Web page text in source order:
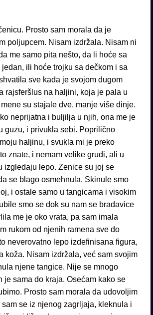
Prosto sam morala da je
poljupcem. Nisam izdržala. Nisam ni
me samo pita nešto, da li hoće sa
ili hoće trojku sa dečkom i sa
sve kada je svojom dugom
rajsferšlus na haljini, koja je pala u
su stajale dve, manje više dinje.
neprijatna i buljilja u njih, ona me je
guzu, i privukla sebi. Poprilično
haljinu, i svukla mi je preko
znate, i nemam velike grudi, ali u
izgledaju lepo. Zenice su joj se
se blago osmehnula. Skinule smo
i ostale samo u tangicama i visokim
smo se dok su nam se bradavice
me je oko vrata, pa sam imala
rukom od njenih ramena sve do
neverovatno lepo izdefinisana figura,
koža. Nisam izdržala, već sam svojim
njene tangice. Nije se mnogo
je sama do kraja. Osećam kako se
Prosto sam morala da udovoljim
se iz njenog zagrljaja, kleknula i